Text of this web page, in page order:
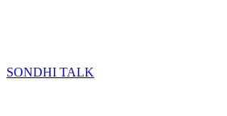
SONDHI TALK